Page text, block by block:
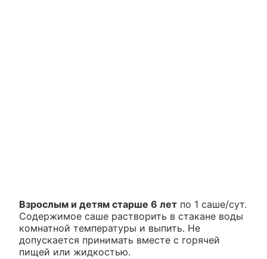
Взрослым и детям старше 6 лет по 1 саше/сут.
Содержимое саше растворить в стакане воды
комнатной температуры и выпить. Не
допускается принимать вместе с горячей
пищей или жидкостью.